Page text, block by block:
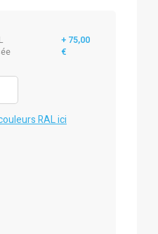
+ 75,00
€
RAL ici